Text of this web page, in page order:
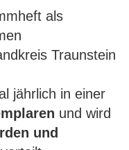
als
Traunstein
jährlich in einer
und wird
und